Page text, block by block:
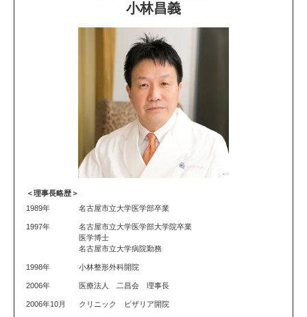
小林昌義
＜理事長略歴＞
1989年
名古屋市立大学医学部卒業
1997年
名古屋市立大学医学部大学院卒業
医学博士
名古屋市立大学病院勤務
1998年 小林整形外科開院
2006年 医療法人 二昌会 理事長
2006年10月 クリニック ビザリア開院